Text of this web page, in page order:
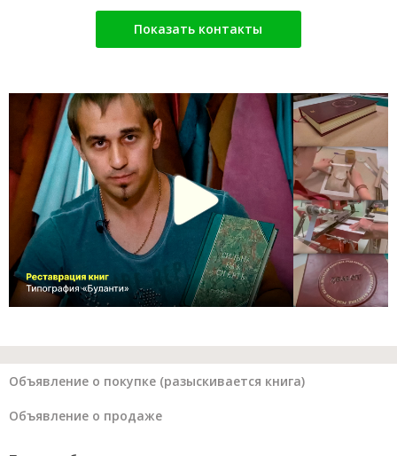
Показать контакты
Объявление о покупке (разыскивается книга)
Объявление о продаже